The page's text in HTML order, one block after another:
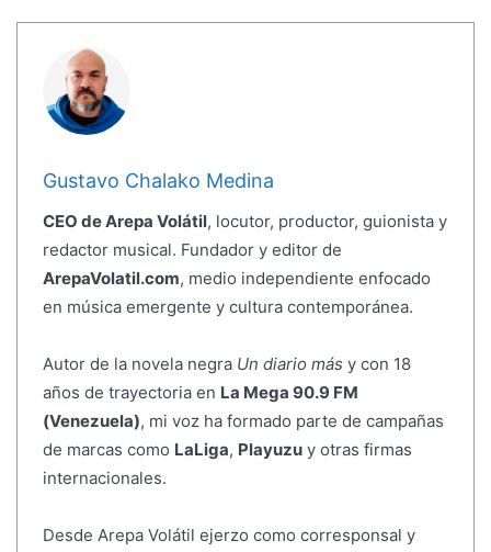
Gustavo Chalako Medina
CEO de Arepa Volátil, locutor, productor, guionista y
redactor musical. Fundador y editor de
ArepaVolatil.com, medio independiente enfocado
en música emergente y cultura contemporánea.
Autor de la novela negra Un diario más y con 18
años de trayectoria en La Mega 90.9 FM
(Venezuela), mi voz ha formado parte de campañas
de marcas como LaLiga, Playuzuy otras firmas
internacionales.
Desde Arepa Volátil ejerzo como corresponsal y